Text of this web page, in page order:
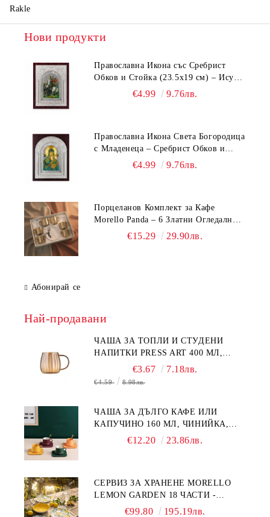
Rakle
Нови продукти
Православна Икона със Сребрист
Обков и Стойка (23.5х19 см) – Исус
Христос, Св. Георги, Св. Николай
€4.99 9.76лв.
Православна Икона Света Богородица
с Младенеца – Сребрист Обков и
Стойка (23.5х19 см, 6 Модела)
€4.99 9.76лв.
Порцеланов Комплект за Кафе
Morello Panda – 6 Златни Огледални
Чаши с Анаморфно Отражение и
€15.29 29.90лв.
Абонирай се
Най-продавани
ЧАША ЗА ТОПЛИ И СТУДЕНИ
НАПИТКИ PRESS ART 400 МЛ,
БОРОСИЛИКАТНО СТЪКЛО
€3.67 7.18лв.
€4.59 8.98лв.
ЧАША ЗА ДЪЛГО КАФЕ ИЛИ
КАПУЧИНО 160 МЛ, ЧИНИЙКА,
ЛЪЖИЧКА GREEN, ORANGE LOVE
€12.20 23.86лв.
СЕРВИЗ ЗА ХРАНЕНЕ MORELLO
LEMON GARDEN 18 ЧАСТИ -
ПОРЦЕЛАН€99.80 195.19лв.